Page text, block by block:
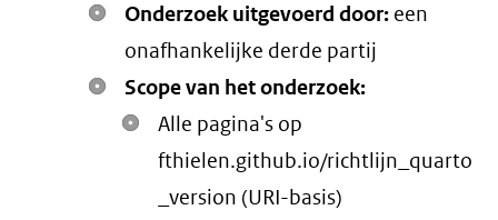
Onderzoek uitgevoerd door: een
onafhankelijke derde partij
Scope van het onderzoek:
Alle pagina's op
fthielen.github.io/richtlijn_quarto
_version (URI-basis)